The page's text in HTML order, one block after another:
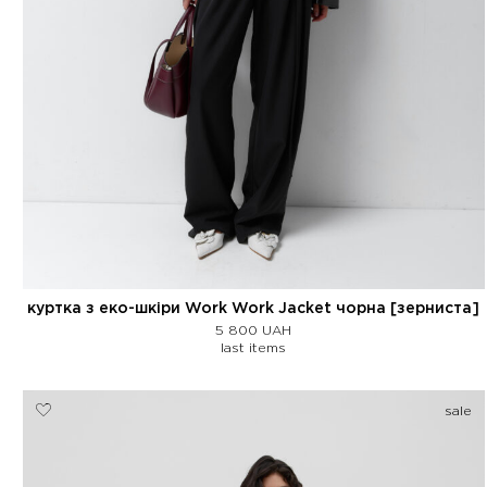
куртка з еко-шкіри Work Work Jacket чорна [зерниста]
5 800 UAH
last items
sale